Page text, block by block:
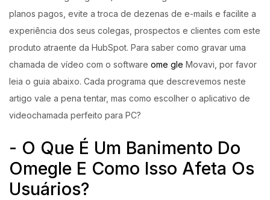
planos pagos, evite a troca de dezenas de e-mails e facilite a
experiência dos seus colegas, prospectos e clientes com este
produto atraente da HubSpot. Para saber como gravar uma
chamada de vídeo com o software ome gle Movavi, por favor
leia o guia abaixo. Cada programa que descrevemos neste
artigo vale a pena tentar, mas como escolher o aplicativo de
videochamada perfeito para PC?
-⁣ O Que É Um Banimento Do
Omegle E Como Isso Afeta Os
Usuários?